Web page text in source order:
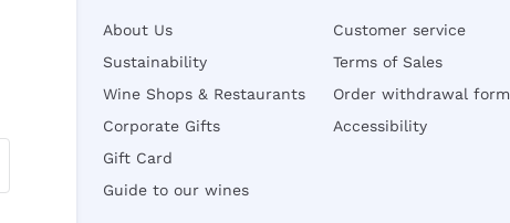
About Us
Sustainability
Wine Shops & Restaurants
Corporate Gifts
Gift Card
Guide to our wines
Customer service
Terms of Sales
Order withdrawal form
Accessibility